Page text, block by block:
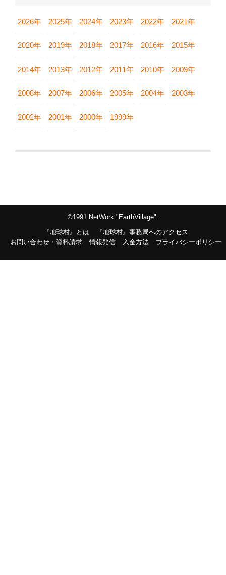
2026年 2025年 2024年 2023年 2022年 2021年
2020年 2019年 2018年 2017年 2016年 2015年
2014年 2013年 2012年 2011年 2010年 2009年
2008年 2007年 2006年 2005年 2004年 2003年
2002年 2001年 2000年 1999年
©1991 NetWork "EarthVillage".
『地球村』とは
『地球村』事務局へのアクセス
お問い合わせ・資料請求
情報発信 入金方法 プライバシーポリシー